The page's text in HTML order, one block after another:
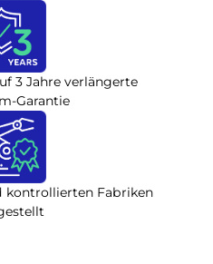
3 Jahre verlängerte
Garantie
kontrollierten Fabriken